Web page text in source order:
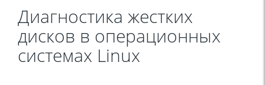
Диагностика жестких
дисков в операционных
системах Linux